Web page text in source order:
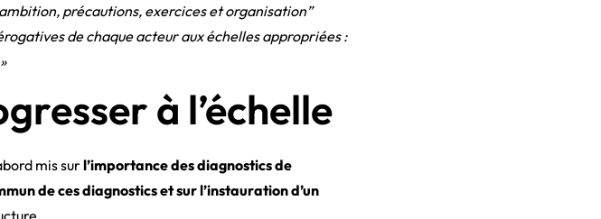
précautions, exercices et organisation”
de chaque acteur aux échelles appropriées :
à l’échelle
mis surl’importance des diagnostics de
de ces diagnostics et sur l’instauration d’un